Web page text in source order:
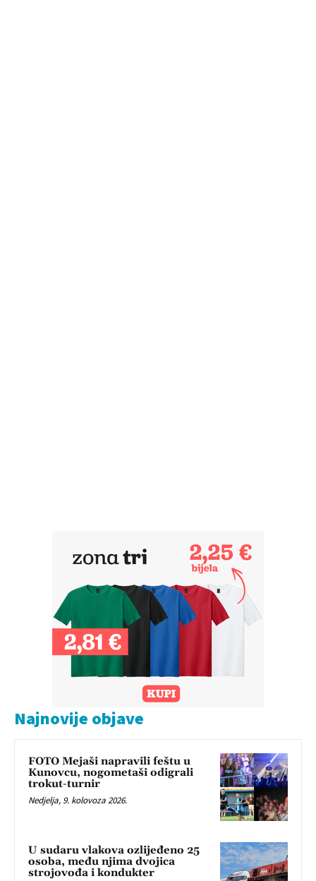
Najnovije objave
FOTO Mejaši napravili feštu u
Kunovcu, nogometaši odigrali
trokut-turnir
Nedjelja, 9. kolovoza 2026.
U sudaru vlakova ozlijeđeno 25
osoba, među njima dvojica
strojovođa i kondukter